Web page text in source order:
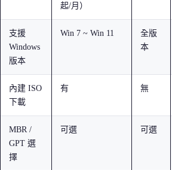
起/月）
支援
Windows
版本
Win 7 ~ Win 11
全版
本
內建 ISO
下載
有 無
MBR /
GPT 選
擇
可選 可選